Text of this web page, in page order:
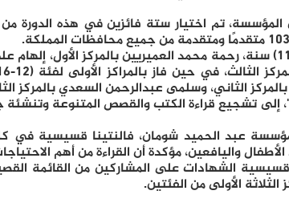
وفاز بالمراكز الأولى لفئة (7-11) سنة، رحمة محمد العميريين بالمركز
بالمركز الثاني، وسلمى عبدالرحمن السعدي بالمركز
مسابقة "16 قبل 16"، إلى تشجيع قراءة الكتب والقصص
عبد الحميد شومان، فالنتينا قسيسية في
واليافعين، مؤكدة أن القراءة من أهم
الشهادات على المشاركين من القائمة
الثلاثة الأولى من الفئتين.